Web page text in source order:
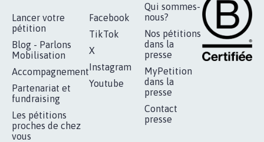
Lancer votre
pétition
Blog - Parlons
Mobilisation
Accompagnement
Partenariat et
fundraising
Les pétitions
proches de chez
vous
Facebook
TikTok
X
Instagram
Youtube
Qui sommes-
nous?
Nos pétitions
dans la
presse
MyPetition
dans la
presse
Contact
presse